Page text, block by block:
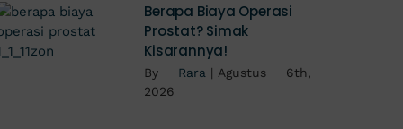
Berapa Biaya Operasi
Prostat? Simak
Kisarannya!
By Rara | Agustus 6th,
2026